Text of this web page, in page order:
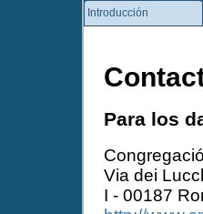
Introducción
Para los
Via dei
I - 00187